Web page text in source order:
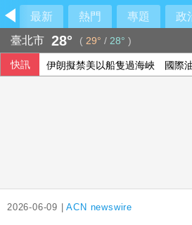
最新 熱門 專題 政
臺北市 28° ( 29° / 28° )
快訊 伊朗擬禁美以船隻過海峽 國際
2026-06-09 |ACN newswire